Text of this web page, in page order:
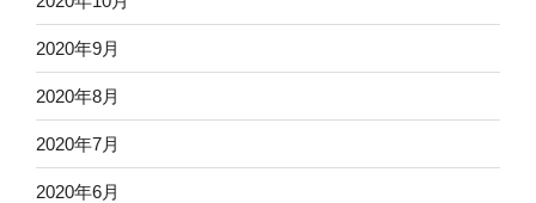
2020年9月
2020年8月
2020年7月
2020年6月